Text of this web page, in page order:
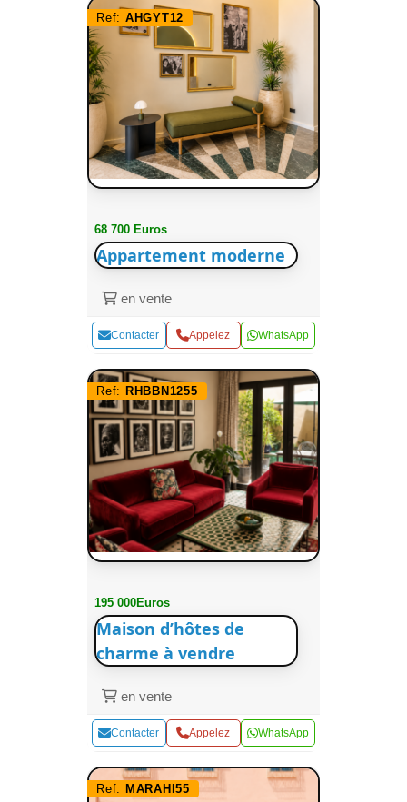
Ref: AHGYT12
68 700 Euros
Appartement moderne
en vente
Contacter Appelez WhatsApp
Ref: RHBBN1255
195 000Euros
Maison d’hôtes de
charme à vendre
en vente
Contacter Appelez WhatsApp
Ref: MARAHI55